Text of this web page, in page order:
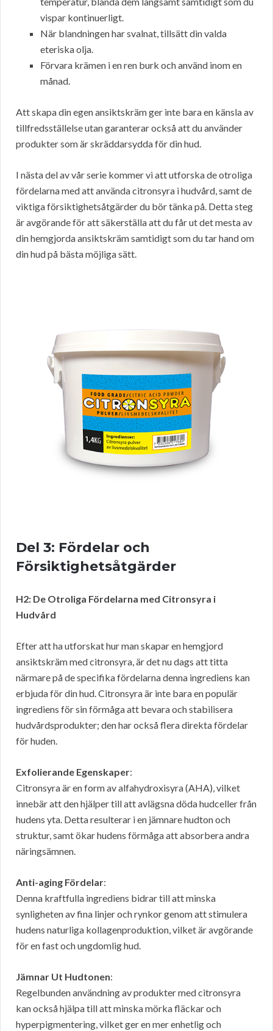
vispar kontinuerligt.
När blandningen har svalnat, tillsätt din valda
eteriska olja.
Förvara krämen i en ren burk och använd inom en
månad.
Att skapa din egen ansiktskräm ger inte bara en känsla av
tillfredsställelse utan garanterar också att du använder
produkter som är skräddarsydda för din hud.
I nästa del av vår serie kommer vi att utforska de otroliga
fördelarna med att använda citronsyra i hudvård, samt de
viktiga försiktighetsåtgärder du bör tänka på. Detta steg
är avgörande för att säkerställa att du får ut det mesta av
din hemgjorda ansiktskräm samtidigt som du tar hand om
din hud på bästa möjliga sätt.
Del 3: Fördelar och
Försiktighetsåtgärder
H2: De Otroliga Fördelarna med Citronsyra i
Hudvård
Efter att ha utforskat hur man skapar en hemgjord
ansiktskräm med citronsyra, är det nu dags att titta
närmare på de specifika fördelarna denna ingrediens kan
erbjuda för din hud. Citronsyra är inte bara en populär
ingrediens för sin förmåga att bevara och stabilisera
hudvårdsprodukter; den har också flera direkta fördelar
för huden.
Exfolierande Egenskaper:
Citronsyra är en form av alfahydroxisyra (AHA), vilket
innebär att den hjälper till att avlägsna döda hudceller från
hudens yta. Detta resulterar i en jämnare hudton och
struktur, samt ökar hudens förmåga att absorbera andra
näringsämnen.
Anti-aging Fördelar:
Denna kraftfulla ingrediens bidrar till att minska
synligheten av fina linjer och rynkor genom att stimulera
hudens naturliga kollagenproduktion, vilket är avgörande
för en fast och ungdomlig hud.
Jämnar Ut Hudtonen:
Regelbunden användning av produkter med citronsyra
kan också hjälpa till att minska mörka fläckar och
hyperpigmentering, vilket ger en mer enhetlig och